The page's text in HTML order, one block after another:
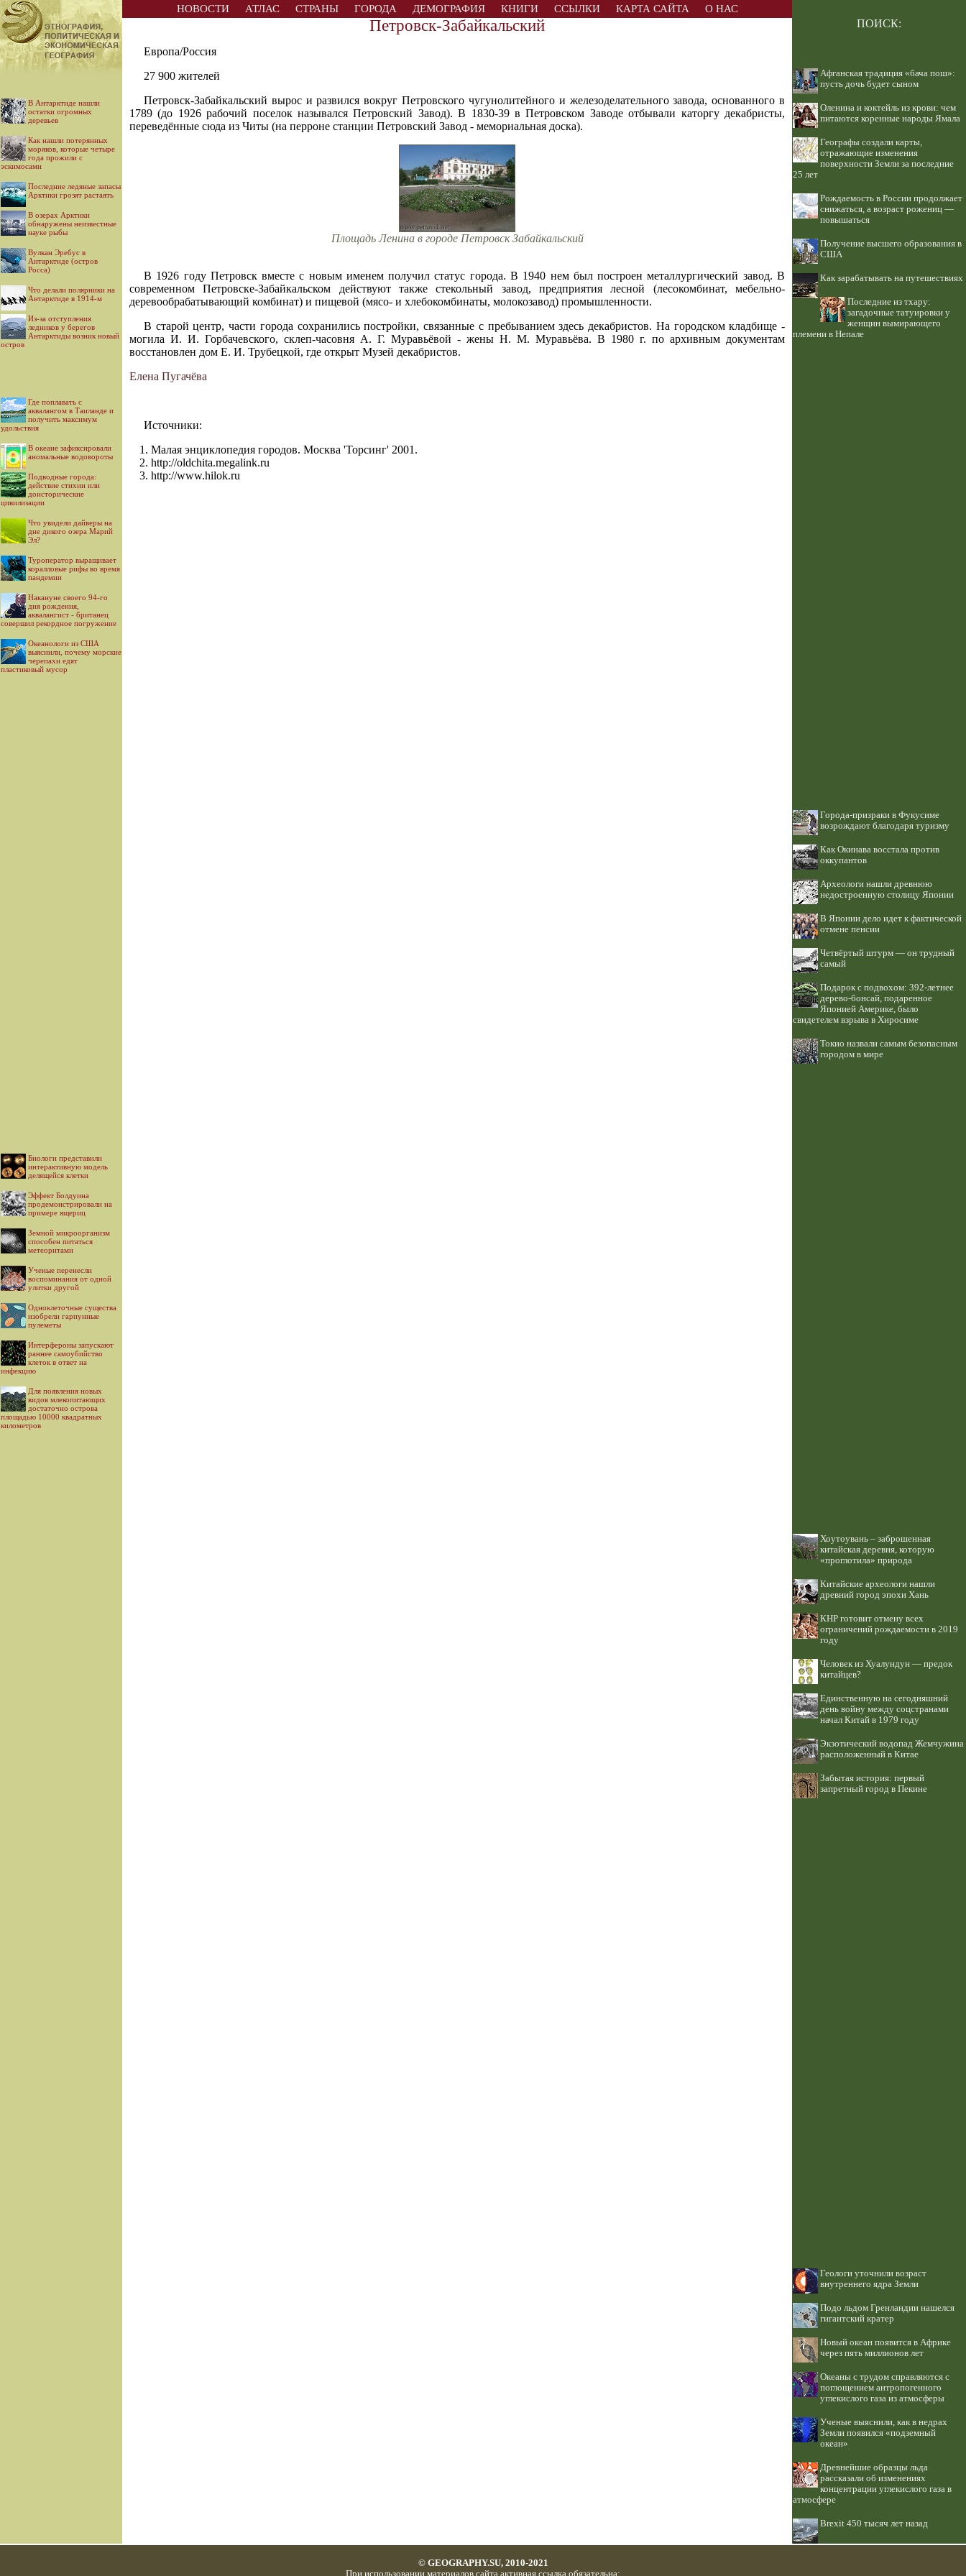
НОВОСТИ АТЛАС СТРАНЫ ГОРОДА ДЕМОГРАФИЯ КНИГИ ССЫЛКИ КАРТА САЙТА О НАС
В Антарктиде нашли
остатки огромных
деревьев
Как нашли потерянных
моряков, которые четыре
года прожили с
эскимосами
Последние ледяные запасы
Арктики грозят растаять
В озерах Арктики
обнаружены неизвестные
науке рыбы
Вулкан Эребус в
Антарктиде (остров
Росса)
Что делали полярники на
Антарктиде в 1914-м
Из-за отступления
ледников у берегов
Антарктиды возник новый
остров
Где поплавать с
аквалангом в Таиланде и
получить максимум
удольствия
В океане зафиксировали
аномальные водовороты
Подводные города:
действие стихии или
доисторические
цивилизации
Что увидели дайверы на
дне дикого озера Марий
Эл?
Туроператор выращивает
коралловые рифы во время
пандемии
Накануне своего 94-го
дня рождения,
аквалангист - британец
совершил рекордное погружение
Океанологи из США
выяснили, почему морские
черепахи едят
пластиковый мусор
Биологи представили
интерактивную модель
делящейся клетки
Эффект Болдуина
продемонстрировали на
примере ящериц
Земной микроорганизм
способен питаться
метеоритами
Ученые перенесли
воспоминания от одной
улитки другой
Одноклеточные существа
изобрели гарпунные
пулеметы
Интерфероны запускают
раннее самоубийство
клеток в ответ на
инфекцию
Для появления новых
видов млекопитающих
достаточно острова
площадью 10000 квадратных
километров
Петровск-Забайкальский
Европа/Россия
27 900 жителей
Петровск-Забайкальский вырос и развился вокруг Петровского чугунолитейного и железоделательного завода, основанного в
1789 (до 1926 рабочий поселок назывался Петровский Завод). В 1830-39 в Петровском Заводе отбывали каторгу декабристы,
переведённые сюда из Читы (на перроне станции Петровский Завод - мемориальная доска).
Площадь Ленина в городе Петровск Забайкальский
В 1926 году Петровск вместе с новым именем получил статус города. В 1940 нем был построен металлургический завод. В
современном Петровске-Забайкальском действуют также стекольный завод, предприятия лесной (лесокомбинат, мебельно-
деревообрабатывающий комбинат) и пищевой (мясо- и хлебокомбинаты, молокозавод) промышленности.
В старой центр, части города сохранились постройки, связанные с пребыванием здесь декабристов. На городском кладбище -
могила И. И. Горбачевского, склеп-часовня А. Г. Муравьёвой - жены Н. М. Муравьёва. В 1980 г. по архивным документам
восстановлен дом Е. И. Трубецкой, где открыт Музей декабристов.
Елена Пугачёва
Источники:
Малая энциклопедия городов. Москва 'Торсинг' 2001.
http://oldchita.megalink.ru
http://www.hilok.ru
ПОИСК:
Афганская традиция «бача пош»:
пусть дочь будет сыном
Оленина и коктейль из крови: чем
питаются коренные народы Ямала
Географы создали карты,
отражающие изменения
поверхности Земли за последние
25 лет
Рождаемость в России продолжает
снижаться, а возраст рожениц —
повышаться
Получение высшего образования в
США
Как зарабатывать на путешествиях
Последние из тхару:
загадочные татуировки у
женщин вымирающего
племени в Непале
Города-призраки в Фукусиме
возрождают благодаря туризму
Как Окинава восстала против
оккупантов
Археологи нашли древнюю
недостроенную столицу Японии
В Японии дело идет к фактической
отмене пенсии
Четвёртый штурм — он трудный
самый
Подарок с подвохом: 392-летнее
дерево-бонсай, подаренное
Японией Америке, было
свидетелем взрыва в Хиросиме
Токио назвали самым безопасным
городом в мире
Хоутоувань – заброшенная
китайская деревня, которую
«проглотила» природа
Китайские археологи нашли
древний город эпохи Хань
КНР готовит отмену всех
ограничений рождаемости в 2019
году
Человек из Хуалундун — предок
китайцев?
Единственную на сегодняшний
день войну между соцстранами
начал Китай в 1979 году
Экзотический водопад Жемчужина
расположенный в Китае
Забытая история: первый
запретный город в Пекине
Геологи уточнили возраст
внутреннего ядра Земли
Подо льдом Гренландии нашелся
гигантский кратер
Новый океан появится в Африке
через пять миллионов лет
Океаны с трудом справляются с
поглощением антропогенного
углекислого газа из атмосферы
Ученые выяснили, как в недрах
Земли появился «подземный
океан»
Древнейшие образцы льда
рассказали об изменениях
концентрации углекислого газа в
атмосфере
Brexit 450 тысяч лет назад
© GEOGRAPHY.SU, 2010-2021
При использовании материалов сайта активная ссылка обязательна: